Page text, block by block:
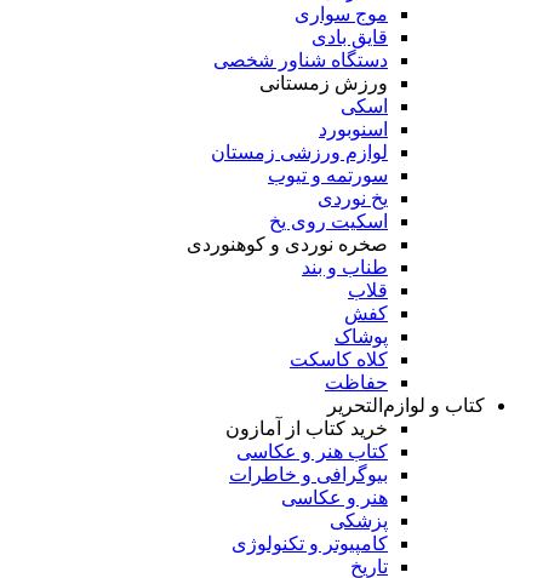
موج سواری
قایق بادی
دستگاه شناور شخصی
ورزش زمستانی
اسکی
اسنوبورد
لوازم ورزشی زمستان
سورتمه و تیوب
یخ نوردی
اسکیت روی یخ
صخره نوردی و کوهنوردی
طناب و بند
قلاب
کفش
پوشاک
کلاه کاسکت
حفاظت
کتاب و لوازم‌التحریر
خرید کتاب از آمازون
کتاب هنر و عکاسی
بیوگرافی و خاطرات
هنر و عکاسی
پزشکی
کامپیوتر و تکنولوژی
تاریخ